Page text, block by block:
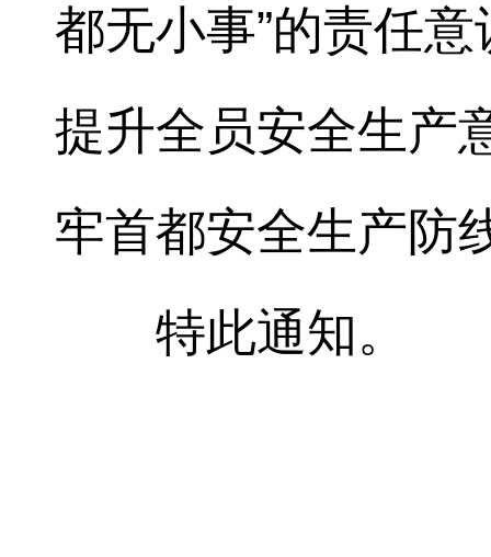
都无小事”的责任
提升全员安全生产
牢首都安全生产防
特此通知。